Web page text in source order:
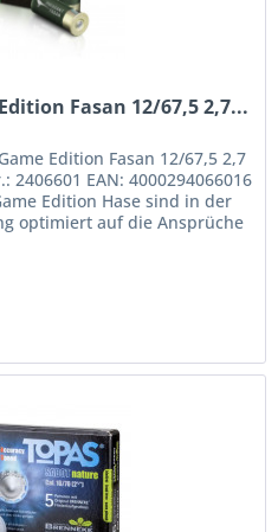
Fasan 12/67,5 2,7...
Edition Fasan 12/67,5 2,7
EAN: 4000294066016
Edition Hase sind in der
optimiert auf die Ansprüche